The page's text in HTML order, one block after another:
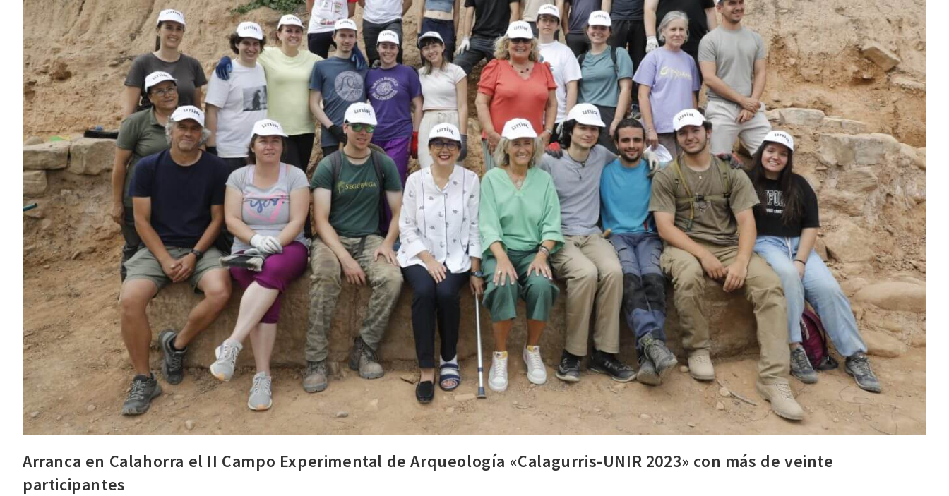
Arranca en Calahorra el II Campo Experimental de Arqueología «Calagurris-UNIR 2023» con más de veinte
participantes